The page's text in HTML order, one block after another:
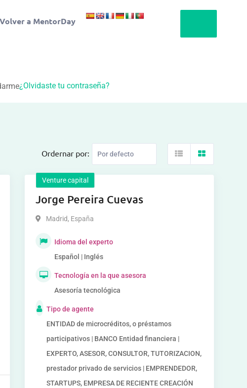
Volver a MentorDay
¿Olvidaste tu contraseña?
Ordernar por:
Venture capital
Jorge Pereira Cuevas
Madrid, España
Idioma del experto
Español | Inglés
Tecnología en la que asesora
Asesoría tecnológica
Tipo de agente
ENTIDAD de microcréditos, o préstamos
participativos | BANCO Entidad financiera |
EXPERTO, ASESOR, CONSULTOR, TUTORIZACION,
prestador privado de servicios | EMPRENDEDOR,
STARTUPS, EMPRESA DE RECIENTE CREACIÓN